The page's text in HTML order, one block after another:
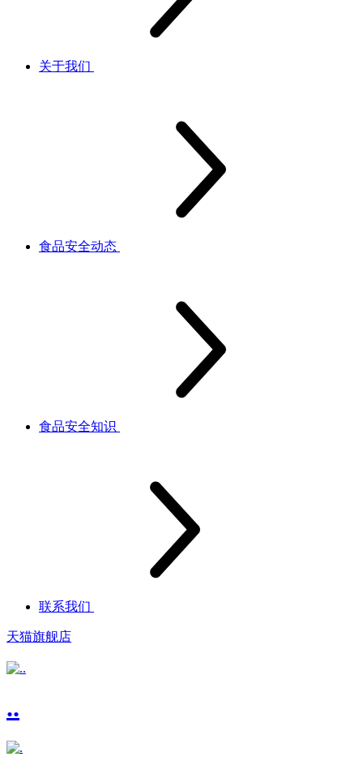
关于我们
食品安全动态
食品安全知识
联系我们
天猫旗舰店
..